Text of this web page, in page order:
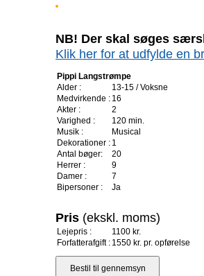
NB! Der skal søges
Klik her for at udfylde en
Pippi Langstrømpe
Alder :
13-15 / Voksne
Medvirkende : 16
Akter :
2
Varighed :
120 min.
Musik :
Musical
Dekorationer : 1
Antal bøger:
20
Herrer :
9
Damer :
7
Bipersoner :
Ja
Pris (ekskl. moms)
Lejepris :
1100 kr.
Forfatterafgift : 1550 kr. pr. opførelse